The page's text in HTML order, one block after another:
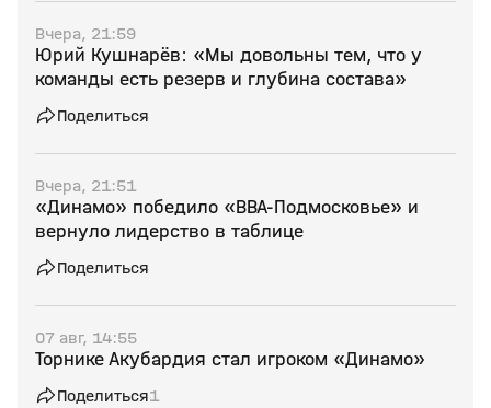
Вчера, 21:59
Юрий Кушнарёв: «Мы довольны тем, что у
команды есть резерв и глубина состава»
Поделиться
Вчера, 21:51
«Динамо» победило «ВВА-Подмосковье» и
вернуло лидерство в таблице
Поделиться
07 авг, 14:55
Торнике Акубардия стал игроком «Динамо»
Поделиться1